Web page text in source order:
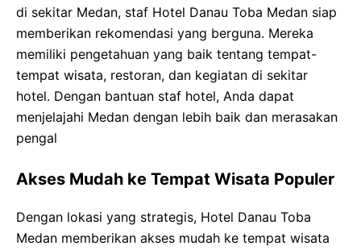
di sekitar Medan, staf Hotel Danau Toba Medan siap
memberikan rekomendasi yang berguna. Mereka
memiliki pengetahuan yang baik tentang tempat-
tempat wisata, restoran, dan kegiatan di sekitar
hotel. Dengan bantuan staf hotel, Anda dapat
menjelajahi Medan dengan lebih baik dan merasakan
pengal
Akses Mudah ke Tempat Wisata Populer
Dengan lokasi yang strategis, Hotel Danau Toba
Medan memberikan akses mudah ke tempat wisata